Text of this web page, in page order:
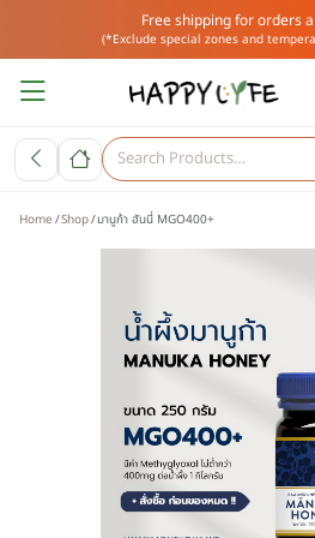
Free shipping for orders
(*Exclude special zones and
Home Shop มานูก้า ฮันนี่ MGO400+